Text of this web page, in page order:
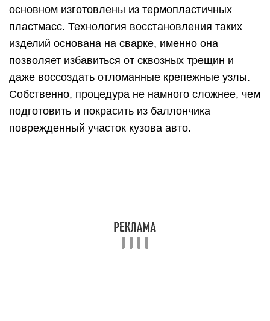
основном изготовлены из термопластичных
пластмасс. Технология восстановления таких
изделий основана на сварке, именно она
позволяет избавиться от сквозных трещин и
даже воссоздать отломанные крепежные узлы.
Собственно, процедура не намного сложнее, чем
подготовить и покрасить из баллончика
поврежденный участок кузова авто.